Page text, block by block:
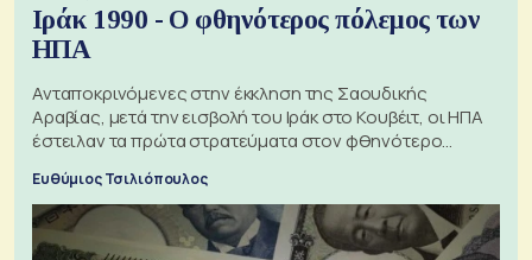
Ιράκ 1990 - Ο φθηνότερος πόλεμος των
ΗΠΑ
Ανταποκρινόμενες στην έκκληση της Σαουδικής
Αραβίας, μετά την εισβολή του Ιράκ στο Κουβέιτ, οι ΗΠΑ
έστειλαν τα πρώτα στρατεύματα στον φθηνότερο
πόλεμο της ιστορίας τους
Ευθύμιος Τσιλιόπουλος